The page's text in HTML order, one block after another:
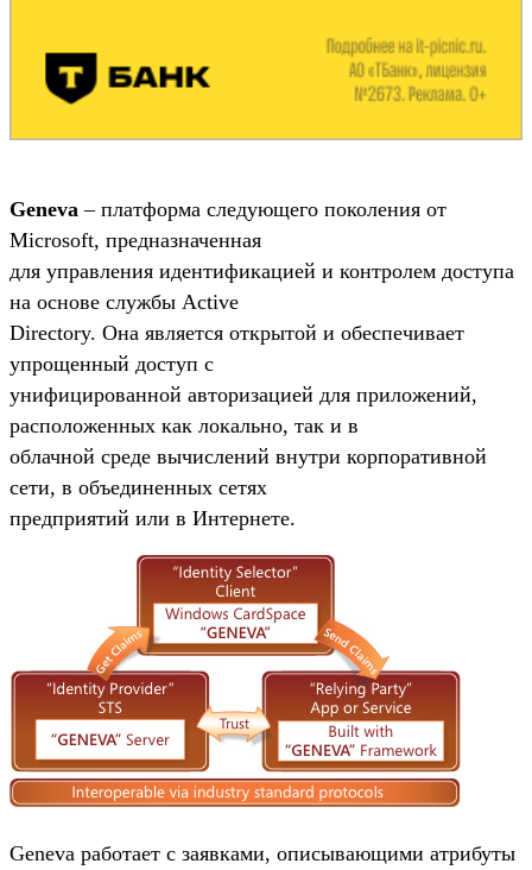
Geneva – платформа следующего поколения от
Microsoft, предназначенная
для управления идентификацией и контролем доступа
на основе службы Active
Directory. Она является открытой и обеспечивает
упрощенный доступ с
унифицированной авторизацией для приложений,
расположенных как локально, так и в
облачной среде вычислений внутри корпоративной
сети, в объединенных сетях
предприятий или в Интернете.
Geneva работает с заявками, описывающими атрибуты